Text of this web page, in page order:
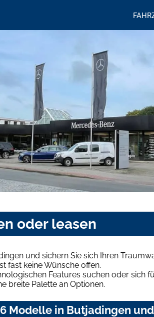
oder leasen
und sichern Sie sich Ihren
fast keine Wünsche offen.
Features suchen oder sich
breite Palette an Optionen.
Modelle in Butjadingen